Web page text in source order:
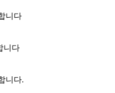
니다
니다
니다.